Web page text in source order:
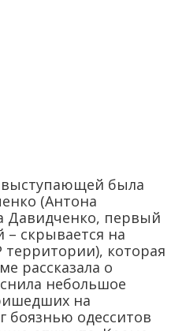
была
(Антона
Давидченко, первый
– скрывается на
которая
рассказала о
небольшое
на
одесситов